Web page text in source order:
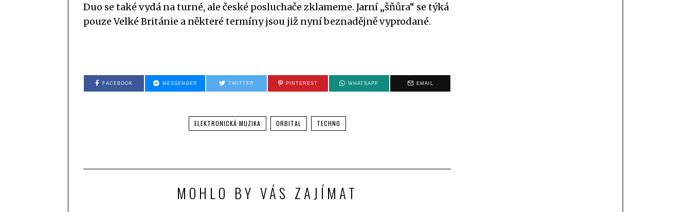
Duo se také vydá na turné, ale české posluchače zklameme. Jarní „šňůra“ se týká
pouze Velké Británie a některé termíny jsou již nyní beznadějně vyprodané.
FACEBOOK MESSENGER TWITTER PINTEREST WHATSAPP EMAIL
ELEKTRONICKÁ MUZIKA ORBITAL TECHNO
MOHLO BY VÁS ZAJÍMAT